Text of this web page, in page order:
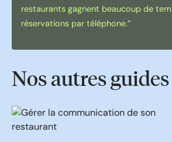
restaurants gagnent beaucoup de
réservations par téléphone.”
Nos autres guides